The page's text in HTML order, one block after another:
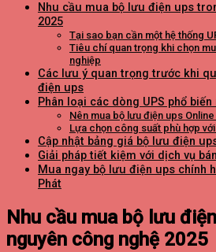
Nhu cầu mua bộ lưu điện ups
2025
Tại sao bạn cần một hệ thống
Tiêu chí quan trọng khi chọn
nghiệp
Các lưu ý quan trọng trước khi
điện ups
Phân loại các dòng UPS phổ
Nên mua bộ lưu điện ups
Lựa chọn công suất phù hợp
Cập nhật bảng giá bộ lưu điện
Giải pháp tiết kiệm với dịch vụ
Mua ngay bộ lưu điện ups chính
Phát
Nhu cầu mua bộ lưu
nguyên công nghệ 2025